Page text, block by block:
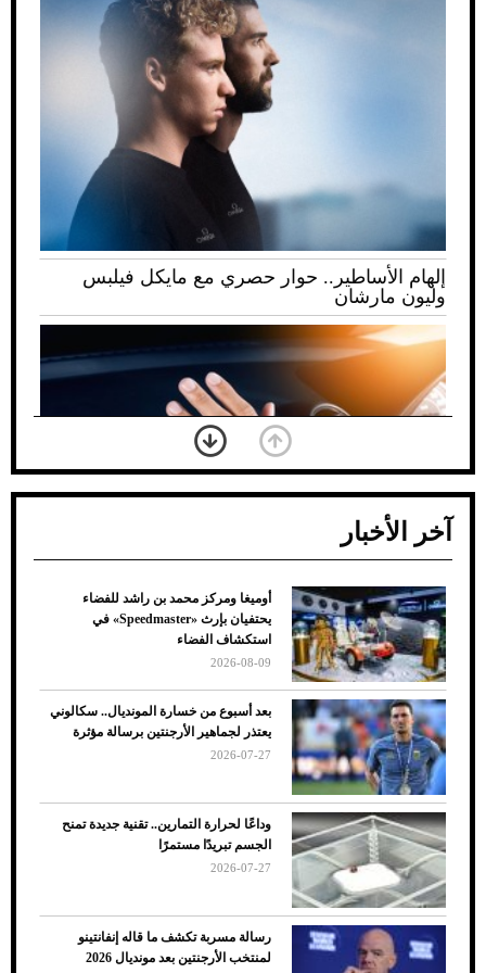
إلهام الأساطير.. حوار حصري مع مايكل فيلبس
وليون مارشان
ضعف تبريد مكيف السيارة عند الوقوف.. أشهر
الأسباب والحلول
7 نصائح لاختيار لون البنطلون المناسب للقميص
الأسود
آخر الأخبار
أوميغا ومركز محمد بن راشد للفضاء
يحتفيان بإرث «Speedmaster» في
استكشاف الفضاء
2026-08-09
بعد أسبوع من خسارة المونديال.. سكالوني
يعتذر لجماهير الأرجنتين برسالة مؤثرة
2026-07-27
وداعًا لحرارة التمارين.. تقنية جديدة تمنح
الجسم تبريدًا مستمرًا
2026-07-27
رسالة مسربة تكشف ما قاله إنفانتينو
لمنتخب الأرجنتين بعد مونديال 2026